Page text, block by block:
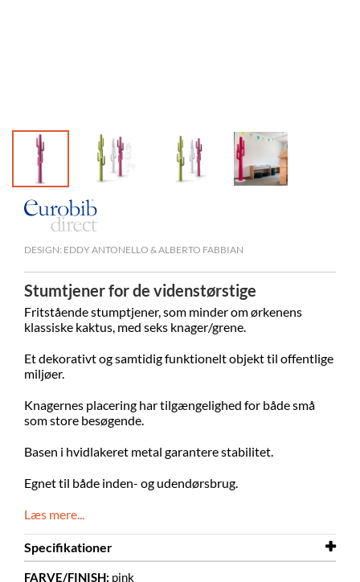
DESIGN: EDDY ANTONELLO & ALBERTO FABBIAN
Stumtjener for de videnstørstige
Fritstående stumptjener, som minder om ørkenens
klassiske kaktus, med seks knager/grene.
Et dekorativt og samtidig funktionelt objekt til offentlige
miljøer.
Knagernes placering har tilgængelighed for både små
som store besøgende.
Basen i hvidlakeret metal garantere stabilitet.
Egnet til både inden- og udendørsbrug.
Læs mere...
Specifikationer
FARVE/FINISH: pink